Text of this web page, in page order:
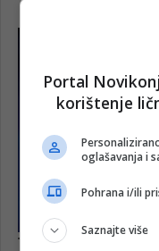
Portal
korištenje
oglašavanja i
Pohrana i/ili
Saznajte više